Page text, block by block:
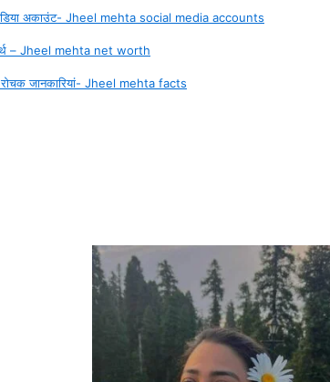
अकाउंट- Jheel mehta social media accounts
– Jheel mehta net worth
रोचक जानकारियां- Jheel mehta facts